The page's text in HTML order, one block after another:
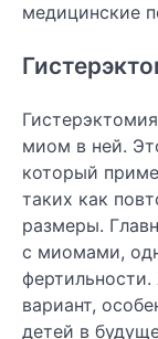
медицинские
миом в ней.
который
таких как
размеры.
с миомами,
вариант,
детей в